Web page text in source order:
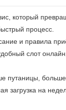
который
процесс.
и правила
слот
путаницы, больше
загрузка на